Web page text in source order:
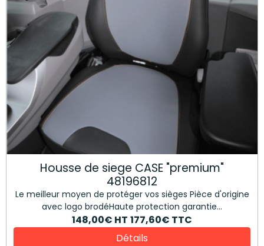
Housse de siege CASE "premium"
48196812
Le meilleur moyen de protéger vos sièges Pièce d'origine
avec logo brodéHaute protection garantie...
148,00€ HT 177,60€ TTC
Détails